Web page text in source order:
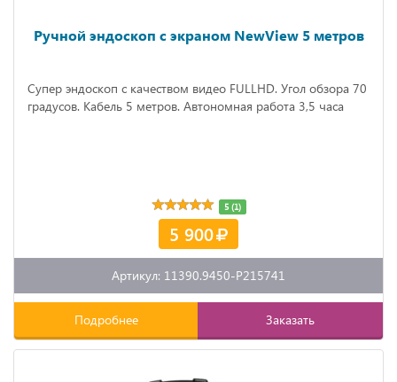
Ручной эндоскоп с экраном NewView 5 метров
Супер эндоскоп с качеством видео FULLHD. Угол обзора 70
градусов. Кабель 5 метров. Автономная работа 3,5 часа
5 (1)
5 900
Артикул: 11390.9450-P215741
Подробнее Заказать